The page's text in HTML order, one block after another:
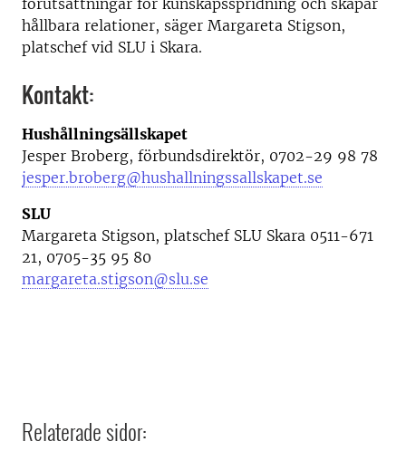
förutsättningar för kunskapsspridning och skapar
hållbara relationer, säger Margareta Stigson,
platschef vid SLU i Skara.
Kontakt:
Hushållningsällskapet
Jesper Broberg, förbundsdirektör, 0702-29 98 78
jesper.broberg@hushallningssallskapet.se
SLU
Margareta Stigson, platschef SLU Skara 0511-671
21, 0705-35 95 80
margareta.stigson@slu.se
Relaterade sidor: